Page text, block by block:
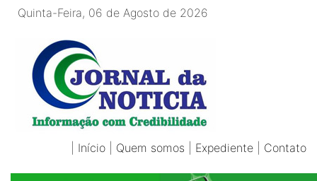
Quinta-Feira, 06 de Agosto de 2026
Início Quem somos Expediente Contato